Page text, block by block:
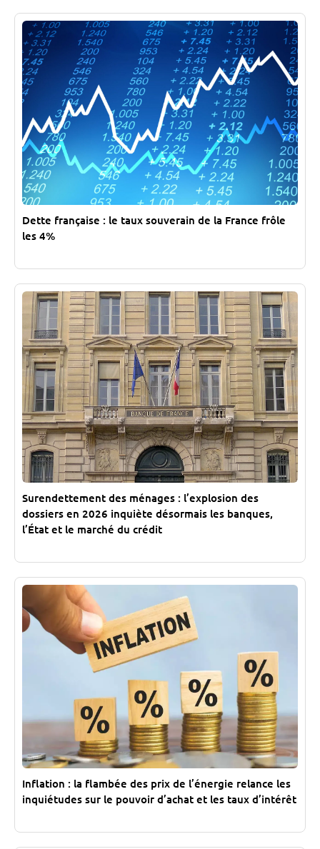
Dette française : le taux souverain de la France frôle
les 4%
Surendettement des ménages : l’explosion des
dossiers en 2026 inquiète désormais les banques,
l’État et le marché du crédit
Inflation : la flambée des prix de l’énergie relance les
inquiétudes sur le pouvoir d’achat et les taux d’intérêt